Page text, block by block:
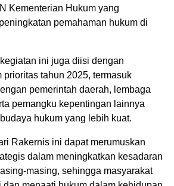
Kementerian Hukum yang
pemahaman hukum di
ini juga diisi dengan
prioritas tahun 2025, termasuk
pemerintah daerah, lembaga
pemangku kepentingan lainnya
hukum yang lebih kuat.
Rakernis ini dapat merumuskan
dalam meningkatkan kesadaran
masing, sehingga masyarakat